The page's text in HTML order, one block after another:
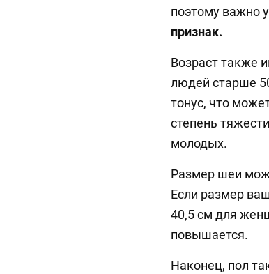
поэтому важно
признак.
Возраст также
людей старше
тонус, что
степень
молодых.
Размер шеи
Если размер
40,5 см для
повышается.
Наконец, пол